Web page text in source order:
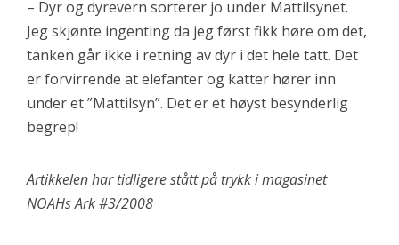
– Dyr og dyrevern sorterer jo under Mattilsynet.
Jeg skjønte ingenting da jeg først fikk høre om det,
tanken går ikke i retning av dyr i det hele tatt. Det
er forvirrende at elefanter og katter hører inn
under et ”Mattilsyn”. Det er et høyst besynderlig
begrep!
Artikkelen har tidligere stått på trykk i magasinet
NOAHs Ark #3/2008